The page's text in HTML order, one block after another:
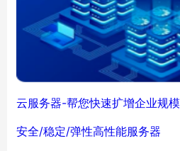
云服务器-帮您快速扩增企业规模
安全/稳定/弹性高性能服务器